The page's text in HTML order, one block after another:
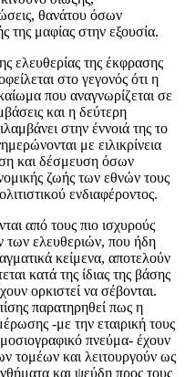
θανάτου όσων
της μαφίας στην εξουσία.
ελευθερίας της έκφρασης
στο γεγονός ότι η
που αναγνωρίζεται σε
και η δεύτερη
στην έννοιά της το
με ειλικρίνεια
και δέσμευση όσων
ζωής των εθνών τους
ενδιαφέροντος.
από τους πιο ισχυρούς
των ελευθεριών, που ήδη
κείμενα, αποτελούν
κατά της ίδιας της βάσης
ορκιστεί να σέβονται.
παρατηρηθεί πως η
-με την εταιρική τους
πνεύμα- έχουν
τομέων και λειτουργούν ως
και ψεύδη προς τους